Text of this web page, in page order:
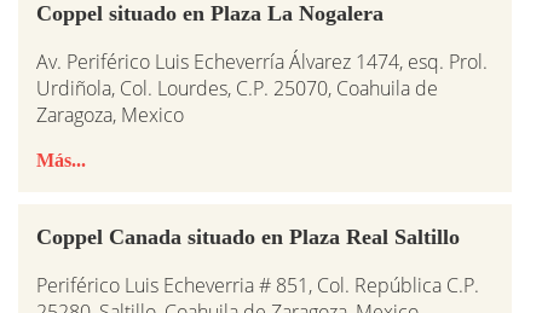
Coppel situado en Plaza La Nogalera
Av. Periférico Luis Echeverría Álvarez 1474, esq. Prol.
Urdiñola, Col. Lourdes, C.P. 25070, Coahuila de
Zaragoza, Mexico
Más...
Coppel Canada situado en Plaza Real Saltillo
Periférico Luis Echeverria # 851, Col. República C.P.